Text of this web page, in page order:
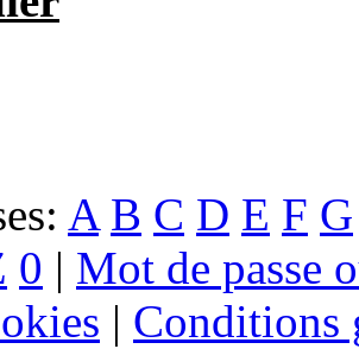
A B C D E F G
0 | Mot de passe
| Conditions